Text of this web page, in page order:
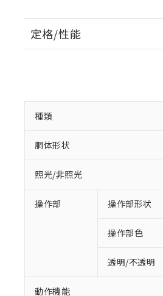
定格/性能
種類
胴体形状
照光/非照光
操作部 操作部形状
操作部色
透明/不透明
動作機能